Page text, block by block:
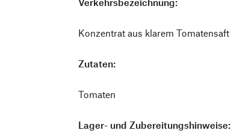
Konzentrat aus klarem Tomatensaft
Zutaten:
Tomaten
Lager- und Zubereitungshinweise: